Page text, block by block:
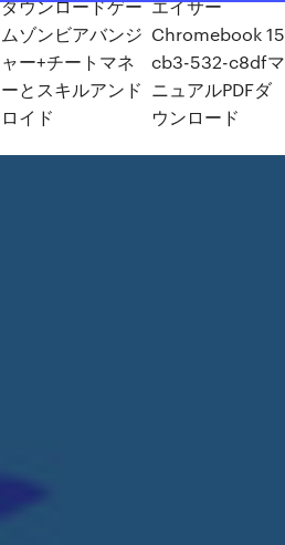
ダウンロードゲー
ムゾンビアバンジ
ャー+チートマネ
ーとスキルアンド
ロイド
エイサー
Chromebook 15
cb3-532-c8dfマ
ニュアルPDFダ
ウンロード